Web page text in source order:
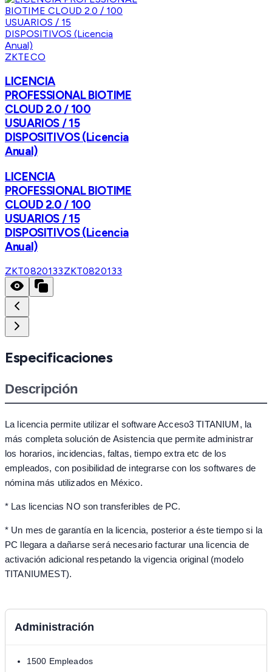
ZKTECO
LICENCIA
PROFESSIONAL BIOTIME
CLOUD 2.0 / 100
USUARIOS / 15
DISPOSITIVOS (Licencia
Anual)
LICENCIA
PROFESSIONAL BIOTIME
CLOUD 2.0 / 100
USUARIOS / 15
DISPOSITIVOS (Licencia
Anual)
ZKT0820133ZKT0820133
Especificaciones
Descripción
La licencia permite utilizar el software Acceso3 TITANIUM, la
más completa solución de Asistencia que permite administrar
los horarios, incidencias, faltas, tiempo extra etc de los
empleados, con posibilidad de integrarse con los softwares de
nómina más utilizados en México.
* Las licencias NO son transferibles de PC.
* Un mes de garantía en la licencia, posterior a éste tiempo si la
PC llegara a dañarse será necesario facturar una licencia de
activación adicional respetando la vigencia original (modelo
TITANIUMEST).
Administración
1500 Empleados